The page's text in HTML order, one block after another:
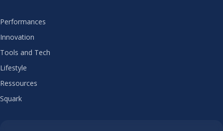
Performances
Innovation
Tools and Tech
Lifestyle
Ressources
Squark